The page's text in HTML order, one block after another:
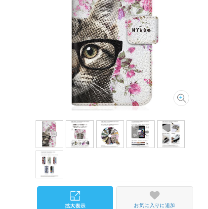
お気に入りに追加